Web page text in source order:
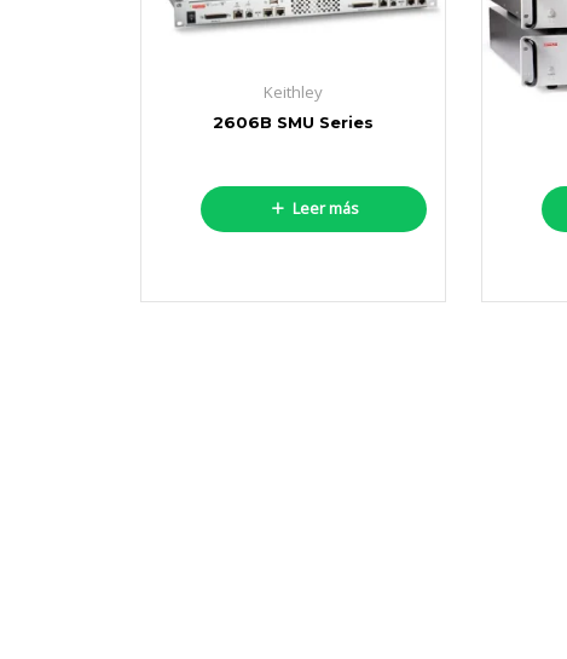
Keithley
2606B SMU Series
Leer más